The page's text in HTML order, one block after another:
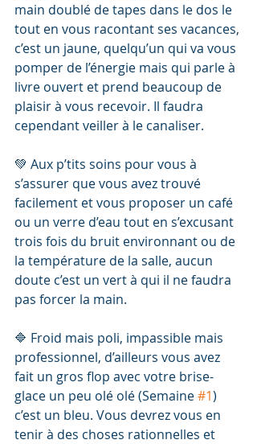
main doublé de tapes dans le dos le
tout en vous racontant ses vacances,
c’est un jaune, quelqu’un qui va vous
pomper de l’énergie mais qui parle à
livre ouvert et prend beaucoup de
plaisir à vous recevoir. Il faudra
cependant veiller à le canaliser.
💚 Aux p’tits soins pour vous à
s’assurer que vous avez trouvé
facilement et vous proposer un café
ou un verre d’eau tout en s’excusant
trois fois du bruit environnant ou de
la température de la salle, aucun
doute c’est un vert à qui il ne faudra
pas forcer la main.
🔷 Froid mais poli, impassible mais
professionnel, d’ailleurs vous avez
fait un gros flop avec votre brise-
glace un peu olé olé (Semaine #1)
c’est un bleu. Vous devrez vous en
tenir à des choses rationnelles et